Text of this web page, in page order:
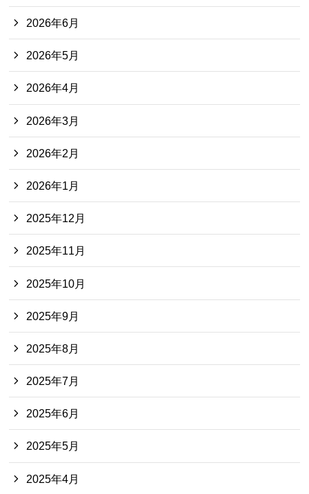
2026年6月
2026年5月
2026年4月
2026年3月
2026年2月
2026年1月
2025年12月
2025年11月
2025年10月
2025年9月
2025年8月
2025年7月
2025年6月
2025年5月
2025年4月